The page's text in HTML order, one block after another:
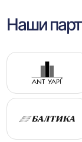
Наши